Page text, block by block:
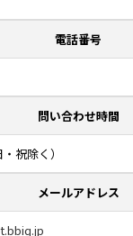
電話番号
問い合わせ時間
祝除く）
メールアドレス